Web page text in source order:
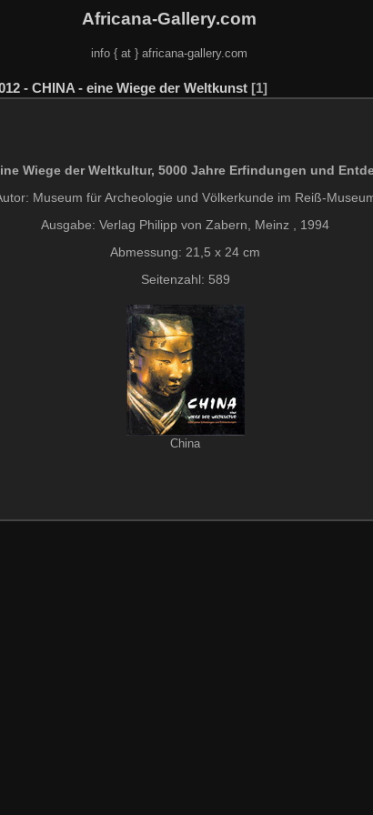
Africana-Gallery.com
info { at } africana-gallery.com
- CHINA - eine Wiege der Weltkunst 1
Wiege der Weltkultur, 5000 Jahre Erfindungen und
Museum für Archeologie und Völkerkunde im Reiß-
Ausgabe: Verlag Philipp von Zabern, Meinz , 1994
Abmessung: 21,5 x 24 cm
Seitenzahl: 589
China